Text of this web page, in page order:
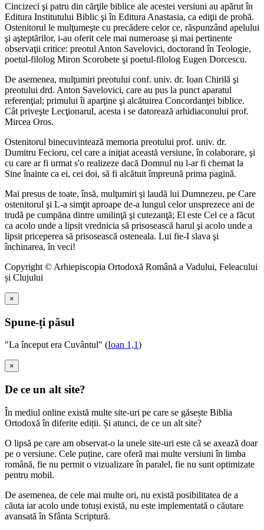
Cincizeci şi patru din cărţile biblice ale acestei versiuni au apărut în
Editura Institutului Biblic şi în Editura Anastasia, ca ediţii de probă.
Ostenitorul le mulţumeşte cu precădere celor ce, răspunzând apelului
şi aşteptărilor, i-au oferit cele mai numeroase şi mai pertinente
observaţii critice: preotul Anton Savelovici, doctorand în Teologie,
poetul-filolog Miron Scorobete şi poetul-filolog Eugen Dorcescu.
De asemenea, mulţumiri preotului conf. univ. dr. Ioan Chirilă şi
preotului drd. Anton Savelovici, care au pus la punct aparatul
referenţial; primului îi aparţine şi alcătuirea Concordanţei biblice.
Cât priveşte Lecţionarul, acesta i se datorează arhidiaconului prof.
Mircea Oros.
Ostenitorul binecuvintează memoria preotului prof. univ. dr.
Dumitru Fecioru, cel care a iniţiat această versiune, în colaborare, şi
cu care ar fi urmat s'o realizeze dacă Domnul nu l-ar fi chemat la
Sine înainte ca ei, cei doi, să fi alcătuit împreună prima pagină.
Mai presus de toate, însă, mulţumiri şi laudă lui Dumnezeu, pe Care
ostenitorul şi L-a simţit aproape de-a lungul celor unsprezece ani de
trudă pe cumpăna dintre umilinţă şi cutezanţă; El este Cel ce a făcut
ca acolo unde a lipsit vrednicia să prisosească harul şi acolo unde a
lipsit priceperea să prisosească osteneala. Lui fie-I slava şi
închinarea, în veci!
Copyright © Arhiepiscopia Ortodoxă Română a Vadului, Feleacului
și Clujului
×
Spune-ți păsul
"La început era Cuvântul" (Ioan 1,1)
×
De ce un alt site?
În mediul online există multe site-uri pe care se găsește Biblia
Ortodoxă în diferite ediții. Și atunci, de ce un alt site?
O lipsă pe care am observat-o la unele site-uri este că se axează doar
pe o versiune. Cele puține, care oferă mai multe versiuni în limba
română, fie nu permit o vizualizare în paralel, fie nu sunt optimizate
pentru mobil.
De asemenea, de cele mai multe ori, nu există posibilitatea de a
căuta iar acolo unde totuși există, nu este implementată o căutare
avansată în Sfânta Scriptură.